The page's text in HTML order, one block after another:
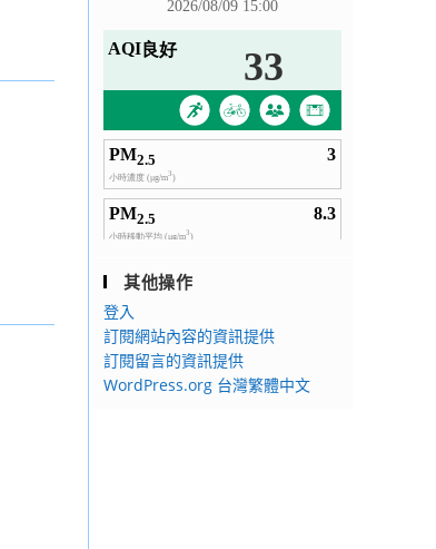
其他操作
登入
訂閱網站內容的資訊提供
訂閱留言的資訊提供
WordPress.org 台灣繁體中文